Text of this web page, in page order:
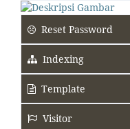
Reset Password
Indexing
Template
Visitor